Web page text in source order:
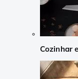
Cozinhar